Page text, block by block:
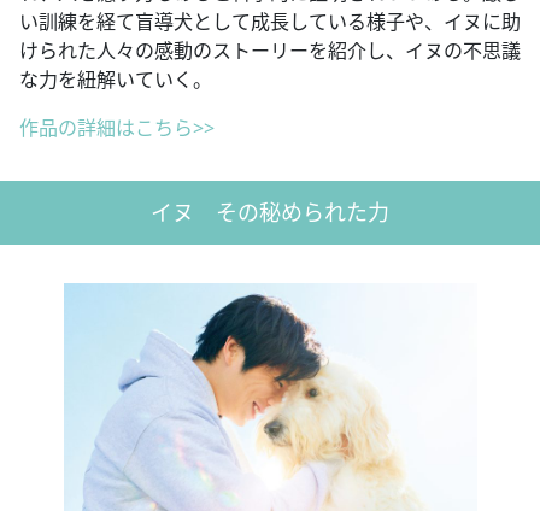
い訓練を経て盲導犬として成長している様子や、イヌに助
けられた人々の感動のストーリーを紹介し、イヌの不思議
な力を紐解いていく。
作品の詳細はこちら>>
イヌ その秘められた力